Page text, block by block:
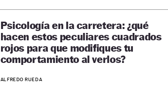
Psicología en la carretera: ¿qué
hacen estos peculiares cuadrados
rojos para que modifiques tu
comportamiento al verlos?
ALFREDO RUEDA